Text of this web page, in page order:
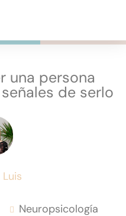
una persona
de serlo
Neuropsicología